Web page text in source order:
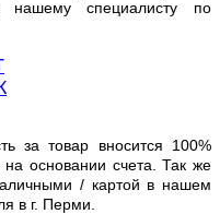
нашему специалисту по
за товар вносится 100%
основании счета. Так же
/ картой в нашем
в г. Перми.